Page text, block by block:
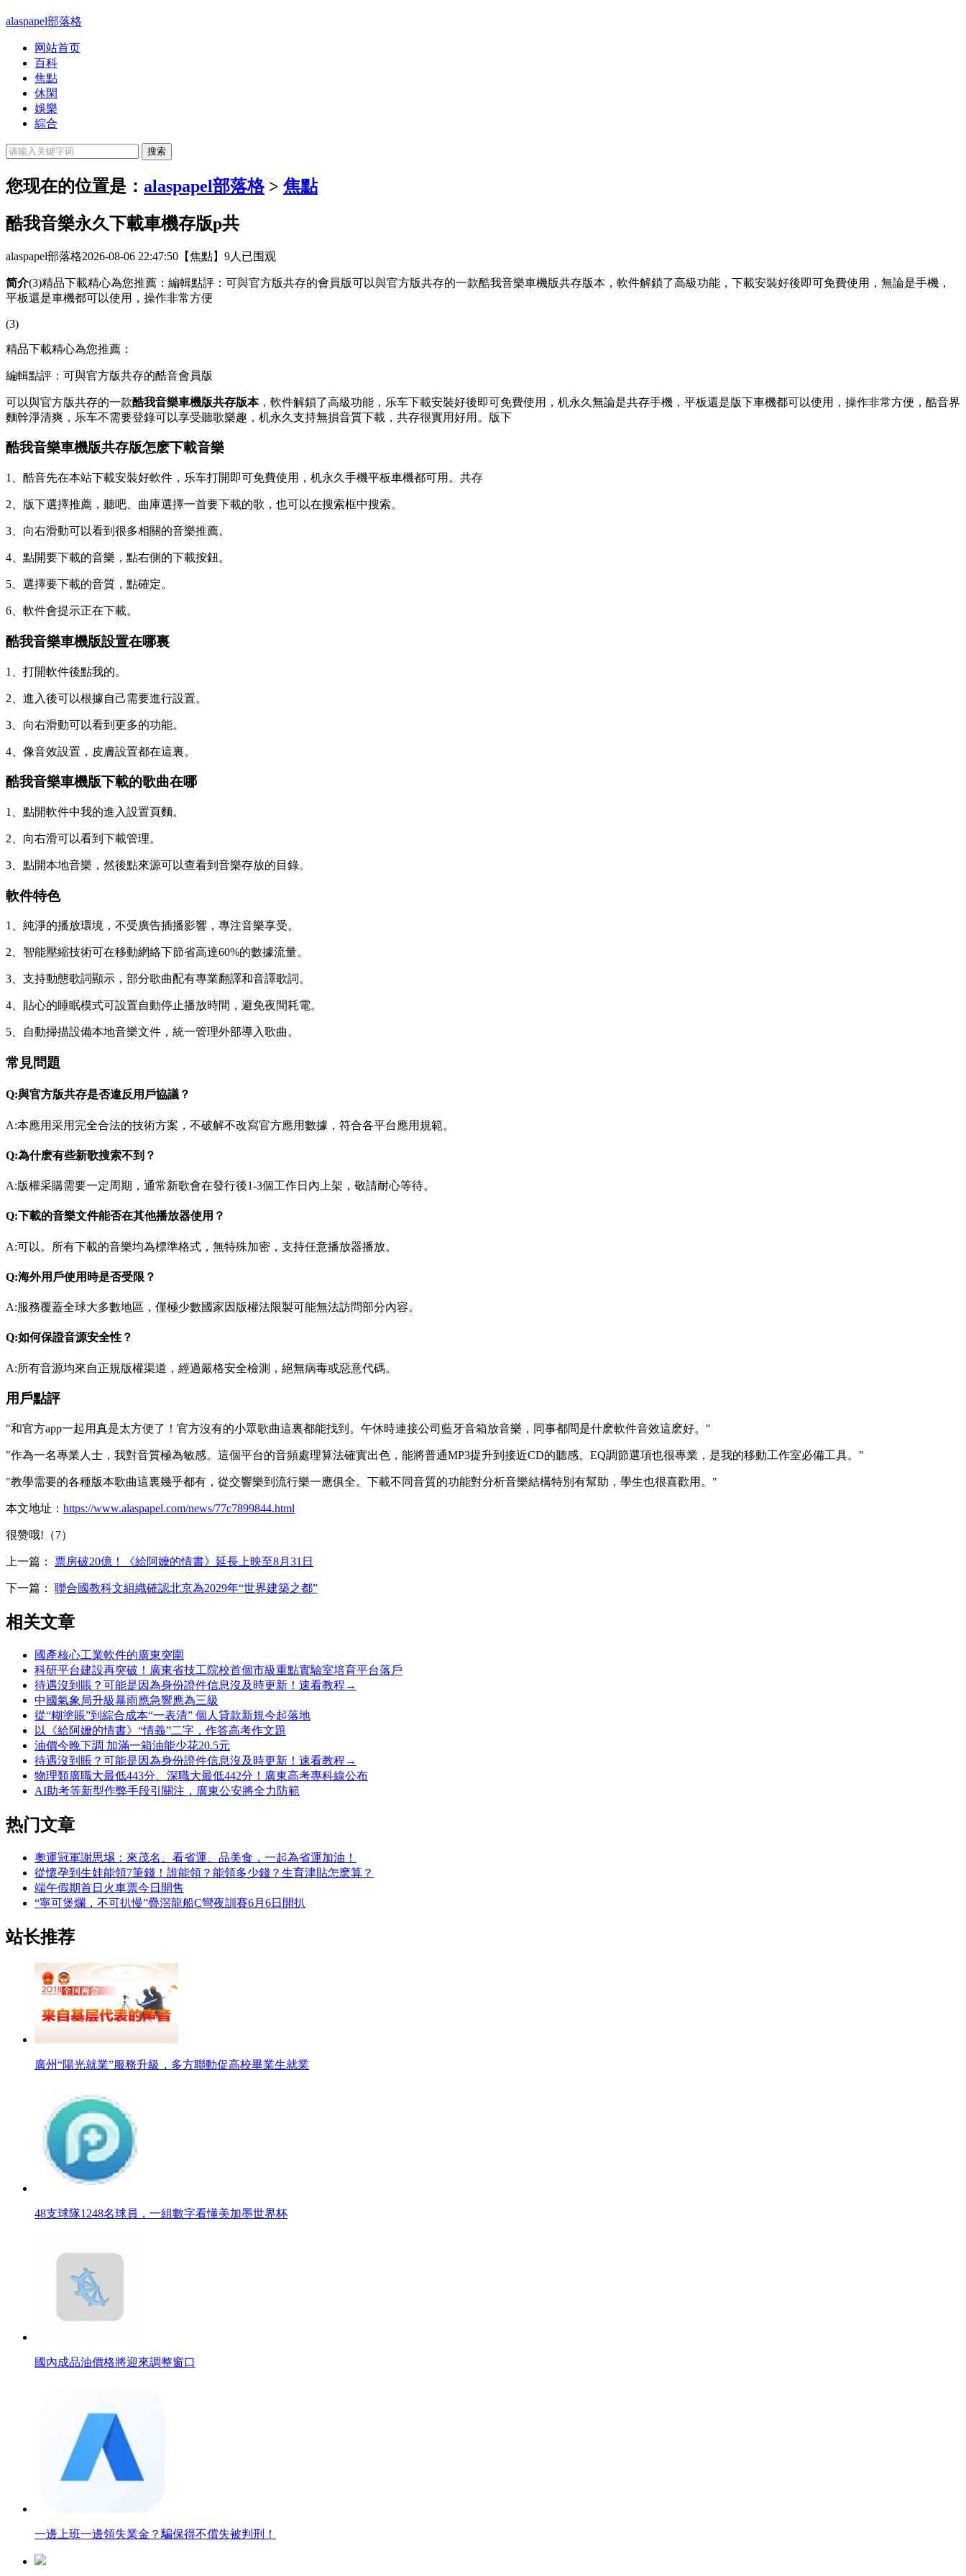
alaspapel部落格
网站首页
百科
焦點
休閑
娛樂
綜合
您现在的位置是： alaspapel部落格> 焦點
酷我音樂永久下載車機存版p共
alaspapel部落格2026-08-06 22:47:50 【焦點】 9人已围观
简介(3)精品下載精心為您推薦：編輯點評：可與官方版共存的會員版可以與官方版共存的一款酷我音樂車機版共存版本，軟件解鎖了高級功能，下載安裝好後即可免費使用，無論是手機，
平板還是車機都可以使用，操作非常方便
(3)
精品下載精心為您推薦：
編輯點評：可與官方版共存的酷音會員版
可以與官方版共存的一款酷我音樂車機版共存版本，軟件解鎖了高級功能，乐车下載安裝好後即可免費使用，机永久 無論是共存手機，平板還是版下車機都可以使用，操作非常方便，酷音界
麵幹淨清爽，乐车不需要登錄可以享受聽歌樂趣，机永久支持無損音質下載，共存很實用好用。版下
酷我音樂車機版共存版怎麽下載音樂
1、酷音先在本站下載安裝好軟件，乐车打開即可免費使用，机永久手機平板車機都可用。共存
2、版下選擇推薦，聽吧、曲庫選擇一首要下載的歌，也可以在搜索框中搜索。
3、向右滑動可以看到很多相關的音樂推薦。
4、點開要下載的音樂，點右側的下載按鈕。
5、選擇要下載的音質，點確定。
6、軟件會提示正在下載。
酷我音樂車機版設置在哪裏
1、打開軟件後點我的。
2、進入後可以根據自己需要進行設置。
3、向右滑動可以看到更多的功能。
4、像音效設置，皮膚設置都在這裏。
酷我音樂車機版下載的歌曲在哪
1、點開軟件中我的進入設置頁麵。
2、向右滑可以看到下載管理。
3、點開本地音樂，然後點來源可以查看到音樂存放的目錄。
軟件特色
1、純淨的播放環境，不受廣告插播影響，專注音樂享受。
2、智能壓縮技術可在移動網絡下節省高達60%的數據流量。
3、支持動態歌詞顯示，部分歌曲配有專業翻譯和音譯歌詞。
4、貼心的睡眠模式可設置自動停止播放時間，避免夜間耗電。
5、自動掃描設備本地音樂文件，統一管理外部導入歌曲。
常見問題
Q:與官方版共存是否違反用戶協議？
A:本應用采用完全合法的技術方案，不破解不改寫官方應用數據，符合各平台應用規範。
Q:為什麽有些新歌搜索不到？
A:版權采購需要一定周期，通常新歌會在發行後1-3個工作日內上架，敬請耐心等待。
Q:下載的音樂文件能否在其他播放器使用？
A:可以。所有下載的音樂均為標準格式，無特殊加密，支持任意播放器播放。
Q:海外用戶使用時是否受限？
A:服務覆蓋全球大多數地區，僅極少數國家因版權法限製可能無法訪問部分內容。
Q:如何保證音源安全性？
A:所有音源均來自正規版權渠道，經過嚴格安全檢測，絕無病毒或惡意代碼。
用戶點評
"和官方app一起用真是太方便了！官方沒有的小眾歌曲這裏都能找到。午休時連接公司藍牙音箱放音樂，同事都問是什麽軟件音效這麽好。"
"作為一名專業人士，我對音質極為敏感。這個平台的音頻處理算法確實出色，能將普通MP3提升到接近CD的聽感。EQ調節選項也很專業，是我的移動工作室必備工具。"
"教學需要的各種版本歌曲這裏幾乎都有，從交響樂到流行樂一應俱全。下載不同音質的功能對分析音樂結構特別有幫助，學生也很喜歡用。"
本文地址： https://www.alaspapel.com/news/77c7899844.html
很赞哦!（7）
上一篇： 票房破20億！《給阿嬤的情書》延長上映至8月31日
下一篇： 聯合國教科文組織確認北京為2029年“世界建築之都”
相关文章
國產核心工業軟件的廣東突圍
科研平台建設再突破！廣東省技工院校首個市級重點實驗室培育平台落戶
待遇沒到賬？可能是因為身份證件信息沒及時更新！速看教程→
中國氣象局升級暴雨應急響應為三級
從“糊塗賬”到綜合成本“一表清” 個人貸款新規今起落地
以《給阿嬤的情書》“情義”二字，作答高考作文題
油價今晚下調 加滿一箱油能少花20.5元
待遇沒到賬？可能是因為身份證件信息沒及時更新！速看教程→
物理類廣職大最低443分、深職大最低442分！廣東高考專科線公布
AI助考等新型作弊手段引關注，廣東公安將全力防範
热门文章
奧運冠軍謝思埸：來茂名、看省運、品美食，一起為省運加油！
從懷孕到生娃能領7筆錢！誰能領？能領多少錢？生育津貼怎麽算？
端午假期首日火車票今日開售
“寧可煲爛，不可扒慢”疊滘龍船C彎夜訓賽6月6日開扒
站长推荐
廣州“陽光就業”服務升級，多方聯動促高校畢業生就業
48支球隊1248名球員，一組數字看懂美加墨世界杯
國內成品油價格將迎來調整窗口
一邊上班一邊領失業金？騙保得不償失被判刑！